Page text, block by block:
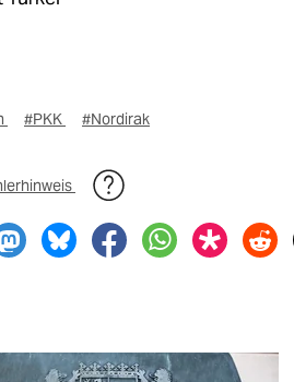
#PKK #Nordirak